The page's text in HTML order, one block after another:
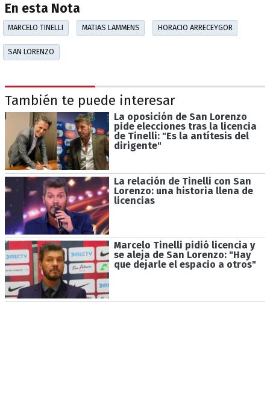
En esta Nota
MARCELO TINELLI MATIAS LAMMENS HORACIO ARRECEYGOR
SAN LORENZO
También te puede interesar
La oposición de San Lorenzo
pide elecciones tras la licencia
de Tinelli: "Es la antítesis del
dirigente"
La relación de Tinelli con San
Lorenzo: una historia llena de
licencias
Marcelo Tinelli pidió licencia y
se aleja de San Lorenzo: "Hay
que dejarle el espacio a otros"